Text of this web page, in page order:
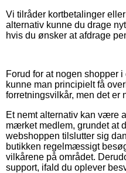
Vi tilråder kortbetalinger
alternativ kunne du drage
hvis du ønsker at afdrage
Forud for at nogen shopper
kunne man principielt få
forretningsvilkår, men det er
Et nemt alternativ kan være
mærket medlem, grundet at
webshoppen tilslutter sig
butikken regelmæssigt
vilkårene på området.
support, ifald du oplever